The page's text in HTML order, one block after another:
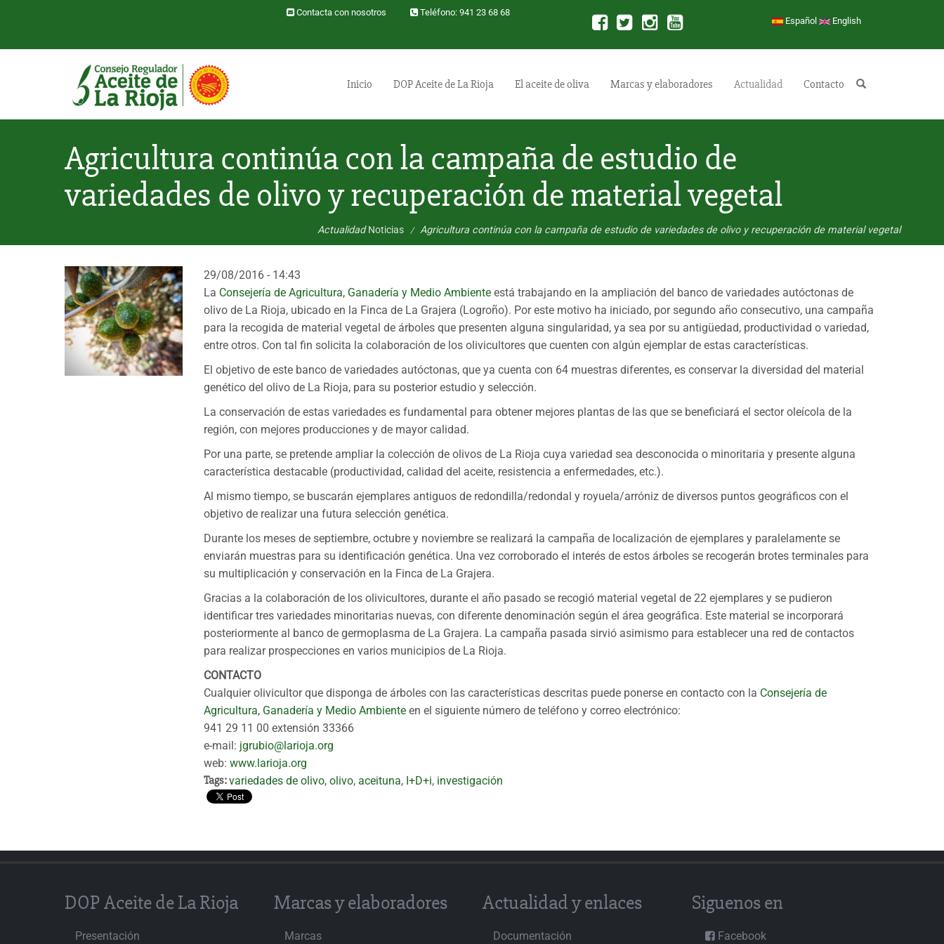
Contacta con nosotros
Teléfono: 941 23 68 68
Español
English
Inicio DOP Aceite de La Rioja El aceite de oliva Marcas y elaboradores Actualidad Contacto
Agricultura continúa con la campaña de estudio de
variedades de olivo y recuperación de material vegetal
Actualidad Noticias / Agricultura continúa con la campaña de estudio de variedades de olivo y recuperación de material vegetal
29/08/2016 - 14:43
La Consejería de Agricultura, Ganadería y Medio Ambiente está trabajando en la ampliación del banco de variedades autóctonas de
olivo de La Rioja, ubicado en la Finca de La Grajera (Logroño). Por este motivo ha iniciado, por segundo año consecutivo, una campaña
para la recogida de material vegetal de árboles que presenten alguna singularidad, ya sea por su antigüedad, productividad o variedad,
entre otros. Con tal fin solicita la colaboración de los olivicultores que cuenten con algún ejemplar de estas características.
El objetivo de este banco de variedades autóctonas, que ya cuenta con 64 muestras diferentes, es conservar la diversidad del material
genético del olivo de La Rioja, para su posterior estudio y selección.
La conservación de estas variedades es fundamental para obtener mejores plantas de las que se beneficiará el sector oleícola de la
región, con mejores producciones y de mayor calidad.
Por una parte, se pretende ampliar la colección de olivos de La Rioja cuya variedad sea desconocida o minoritaria y presente alguna
característica destacable (productividad, calidad del aceite, resistencia a enfermedades, etc.).
Al mismo tiempo, se buscarán ejemplares antiguos de redondilla/redondal y royuela/arróniz de diversos puntos geográficos con el
objetivo de realizar una futura selección genética.
Durante los meses de septiembre, octubre y noviembre se realizará la campaña de localización de ejemplares y paralelamente se
enviarán muestras para su identificación genética. Una vez corroborado el interés de estos árboles se recogerán brotes terminales para
su multiplicación y conservación en la Finca de La Grajera.
Gracias a la colaboración de los olivicultores, durante el año pasado se recogió material vegetal de 22 ejemplares y se pudieron
identificar tres variedades minoritarias nuevas, con diferente denominación según el área geográfica. Este material se incorporará
posteriormente al banco de germoplasma de La Grajera. La campaña pasada sirvió asimismo para establecer una red de contactos
para realizar prospecciones en varios municipios de La Rioja.
CONTACTO
Cualquier olivicultor que disponga de árboles con las características descritas puede ponerse en contacto con la Consejería de
Agricultura, Ganadería y Medio Ambiente en el siguiente número de teléfono y correo electrónico:
941 29 11 00 extensión 33366
e-mail: jgrubio@larioja.org
web:www.larioja.org
Tags:variedades de olivo,olivo,aceituna, I+D+i, investigación
DOP Aceite de La Rioja
Presentación
Marcas y elaboradores
Marcas
Actualidad y enlaces
Documentación
Siguenos en
Facebook